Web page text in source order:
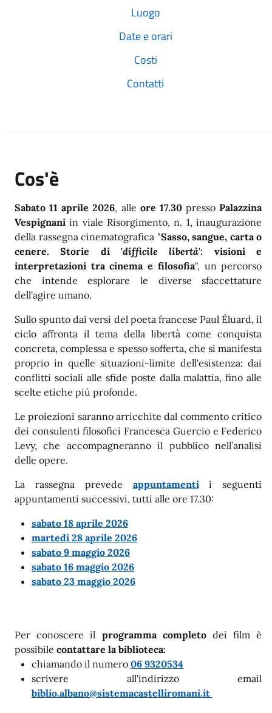
Luogo
Date e orari
Costi
Contatti
Cos'è
Sabato 11 aprile 2026, alle ore 17.30pressoPalazzina
Vespignaniin viale Risorgimento, n. 1, inaugurazione
della rassegna cinematografica "Sasso, sangue, carta o
cenere. Storie di 'difficile libertà': visioni e
interpretazioni tra cinema e filosofia", un percorso
che intende esplorare le diverse sfaccettature
dell'agire umano.
Sullo spunto dai versi del poeta francese Paul Éluard, il
ciclo affronta il tema della libertà come conquista
concreta, complessa e spesso sofferta, che si manifesta
proprio in quelle situazioni-limite dell'esistenza: dai
conflitti sociali alle sfide poste dalla malattia, fino alle
scelte etiche più profonde.
Le proiezioni saranno arricchite dal commento critico
dei consulenti filosofici Francesca Guercio e Federico
Levy, che accompagneranno il pubblico nell’analisi
delle opere.
La rassegna prevede appuntamentii seguenti
appuntamenti successivi, tutti alle ore 17.30:
sabato 18 aprile 2026
martedì 28 aprile 2026
sabato 9 maggio 2026
sabato 16 maggio 2026
sabato 23 maggio 2026
Per conoscere il programma completodei film è
possibile contattare la biblioteca:
chiamando il numero 06 9320534
scrivere all'indirizzo email
biblio.albano@sistemacastelliromani.it